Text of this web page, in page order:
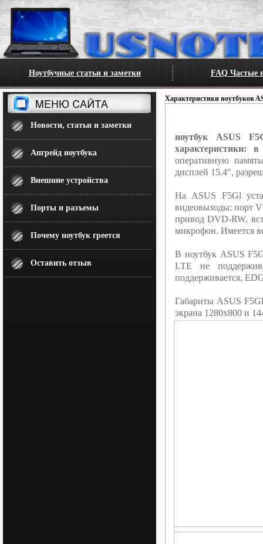
Ноутбучные статьи и заметки FAQ Частые
Новости, статьи и заметки
Апгрейд ноутбука
Внешние устройства
Порты и разъемы
Почему ноутбук греется
Оставить отзыв
Характеристики ноутбуков
ноутбук ASUS
характеристики:
оперативную
дисплей 15.4",
На ASUS F5Gl
видеовыходы: порт
привод DVD-RW,
микрофон. Имеется
В ноутбук ASUS
LTE не
поддерживается,
Габариты ASUS
экрана 1280х800 и